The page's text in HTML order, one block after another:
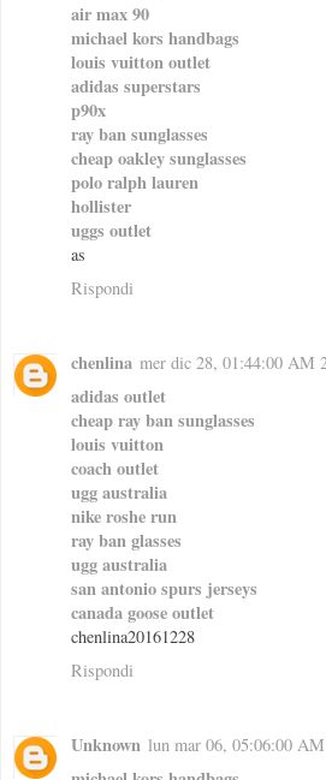
air max 90
michael kors handbags
louis vuitton outlet
adidas superstars
p90x
ray ban sunglasses
cheap oakley sunglasses
polo ralph lauren
hollister
uggs outlet
as
Rispondi
chenlina mer dic 28, 01:44:00 AM
adidas outlet
cheap ray ban sunglasses
louis vuitton
coach outlet
ugg australia
nike roshe run
ray ban glasses
ugg australia
san antonio spurs jerseys
canada goose outlet
chenlina20161228
Rispondi
Unknown lun mar 06, 05:06:00